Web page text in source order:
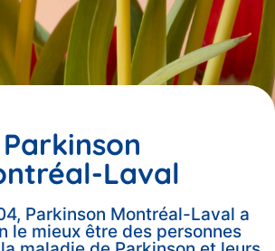
Parkinson
Laval
Parkinson Montréal-Laval a
le mieux être des personnes